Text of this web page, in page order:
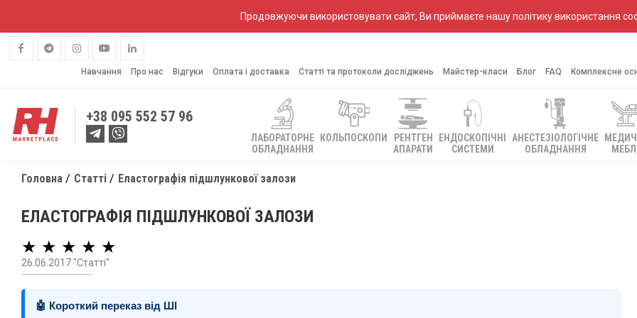
Продовжуючи використовувати сайт, Ви приймаєте нашу політику використання
Навчання Про нас Відгуки Оплата і доставка Статті та протоколи досліджень Майстер-класи Блог FAQ Комплексне
+38 095 552 57 96
ЛАБОРАТОРНЕ
ОБЛАДНАННЯ
КОЛЬПОСКОПИ
РЕНТГЕН
АПАРАТИ
ЕНДОСКОПІЧНІ
СИСТЕМИ
АНЕСТЕЗІОЛОГІЧНЕ
ОБЛАДНАННЯ
МЕБЛІ
Головна Статті Еластографія підшлункової залози
ЕЛАСТОГРАФІЯ ПІДШЛУНКОВОЇ ЗАЛОЗИ
★ ★ ★ ★ ★
26.06.2017 "Статті"
🤖 Короткий переказ від ШІ